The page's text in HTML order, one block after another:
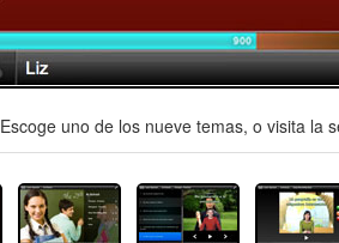
Escoge uno de los nueve temas, o visita la